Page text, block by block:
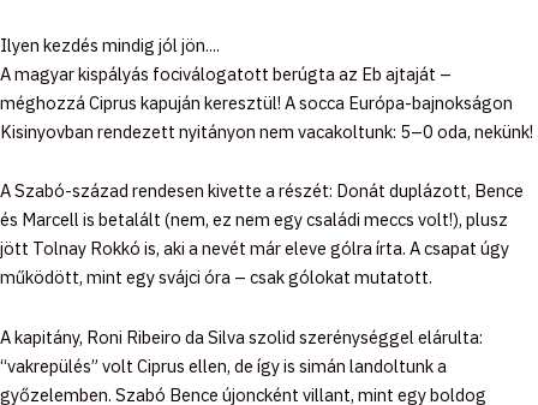
Ilyen kezdés mindig jól jön....
A magyar kispályás fociválogatott berúgta az Eb ajtaját –
méghozzá Ciprus kapuján keresztül! A socca Európa-bajnokságon
Kisinyovban rendezett nyitányon nem vacakoltunk: 5–0 oda, nekünk!
A Szabó-század rendesen kivette a részét: Donát duplázott, Bence
és Marcell is betalált (nem, ez nem egy családi meccs volt!), plusz
jött Tolnay Rokkó is, aki a nevét már eleve gólra írta. A csapat úgy
működött, mint egy svájci óra – csak gólokat mutatott.
A kapitány, Roni Ribeiro da Silva szolid szerénységgel elárulta:
“vakrepülés” volt Ciprus ellen, de így is simán landoltunk a
győzelemben. Szabó Bence újoncként villant, mint egy boldog